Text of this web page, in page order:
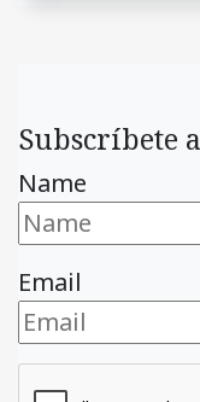
Subscríbete
Name
Email